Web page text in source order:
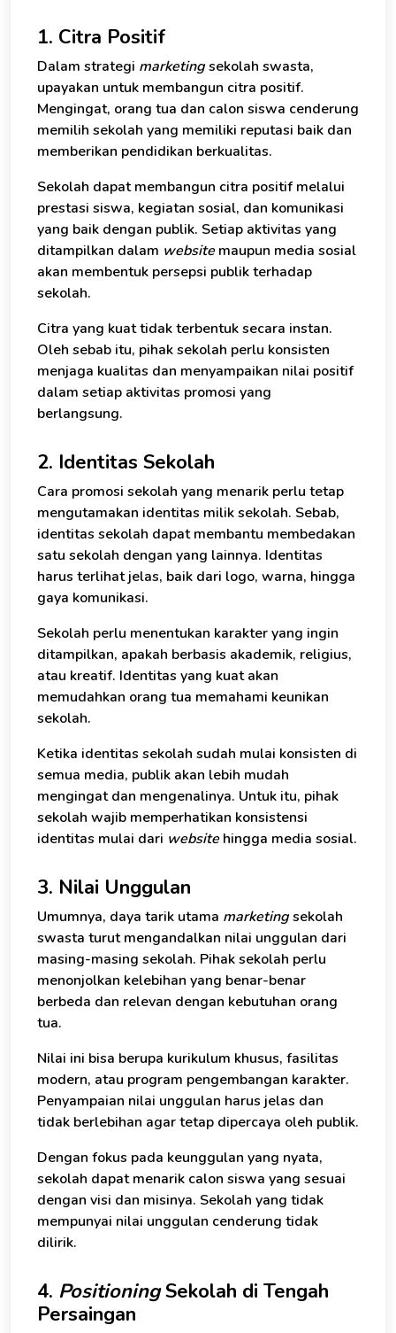
1. Citra Positif
Dalam strategi marketingsekolah swasta,
upayakan untuk membangun citra positif.
Mengingat, orang tua dan calon siswa cenderung
memilih sekolah yang memiliki reputasi baik dan
memberikan pendidikan berkualitas.
Sekolah dapat membangun citra positif melalui
prestasi siswa, kegiatan sosial, dan komunikasi
yang baik dengan publik. Setiap aktivitas yang
ditampilkan dalam websitemaupun media sosial
akan membentuk persepsi publik terhadap
sekolah.
Citra yang kuat tidak terbentuk secara instan.
Oleh sebab itu, pihak sekolah perlu konsisten
menjaga kualitas dan menyampaikan nilai positif
dalam setiap aktivitas promosi yang
berlangsung.
2. Identitas Sekolah
Cara promosi sekolah yang menarik perlu tetap
mengutamakan identitas milik sekolah. Sebab,
identitas sekolah dapat membantu membedakan
satu sekolah dengan yang lainnya. Identitas
harus terlihat jelas, baik dari logo, warna, hingga
gaya komunikasi.
Sekolah perlu menentukan karakter yang ingin
ditampilkan, apakah berbasis akademik, religius,
atau kreatif. Identitas yang kuat akan
memudahkan orang tua memahami keunikan
sekolah.
Ketika identitas sekolah sudah mulai konsisten di
semua media, publik akan lebih mudah
mengingat dan mengenalinya. Untuk itu, pihak
sekolah wajib memperhatikan konsistensi
identitas mulai dari websitehingga media sosial.
3. Nilai Unggulan
Umumnya, daya tarik utama marketingsekolah
swasta turut mengandalkan nilai unggulan dari
masing-masing sekolah. Pihak sekolah perlu
menonjolkan kelebihan yang benar-benar
berbeda dan relevan dengan kebutuhan orang
tua.
Nilai ini bisa berupa kurikulum khusus, fasilitas
modern, atau program pengembangan karakter.
Penyampaian nilai unggulan harus jelas dan
tidak berlebihan agar tetap dipercaya oleh publik.
Dengan fokus pada keunggulan yang nyata,
sekolah dapat menarik calon siswa yang sesuai
dengan visi dan misinya. Sekolah yang tidak
mempunyai nilai unggulan cenderung tidak
dilirik.
4. PositioningSekolah di Tengah
Persaingan
Konsultasi Gratis - Kami siap membantu.
Saya Tertarik - Bantu Kami Segera